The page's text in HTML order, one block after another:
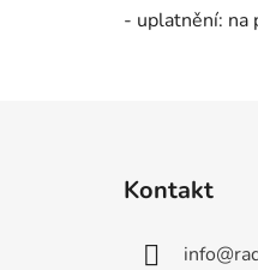
- uplatnění: na
Kontakt
info@